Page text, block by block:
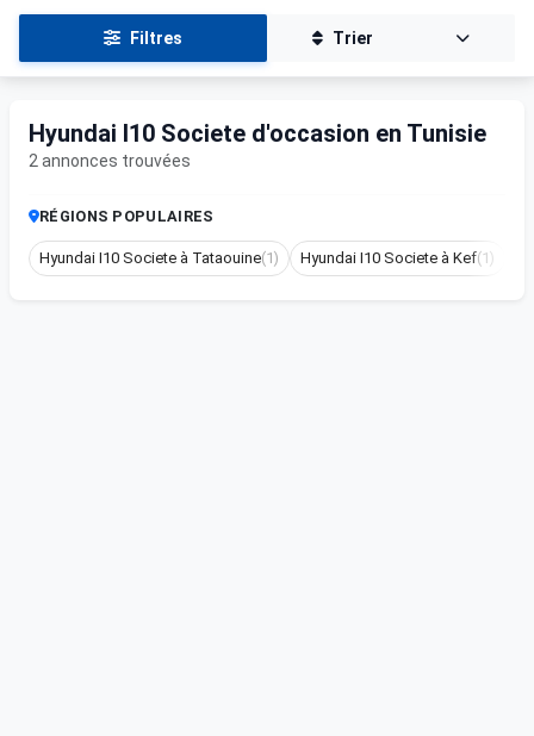
Filtres Trier
Hyundai I10 Societe d'occasion en Tunisie
2 annonces trouvées
RÉGIONS POPULAIRES
Hyundai I10 Societe à Tataouine(1) Hyundai I10 Societe à Kef(1)